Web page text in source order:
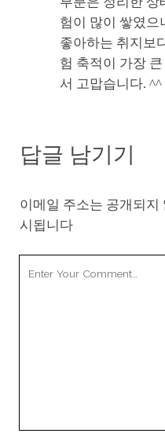
험이 많이 쌓였으
좋아하는 취지보
험 축적이 가장
서 고맙습니다. ^^
답글 남기기
이메일 주소는 공개되지
시됩니다